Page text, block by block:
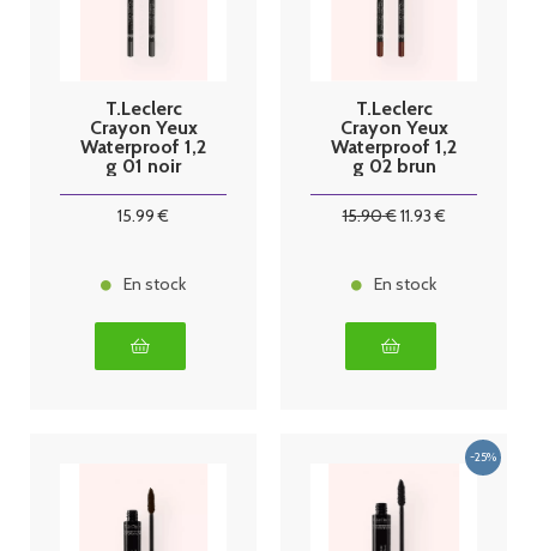
T.Leclerc
Crayon Yeux
Waterproof 1,2
g 01 noir
15.99 €
En stock
T.Leclerc
Crayon Yeux
Waterproof 1,2
g 02 brun
15.90€11.93€
En stock